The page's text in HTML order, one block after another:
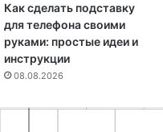
Как сделать подставку
для телефона своими
руками: простые идеи и
инструкции
08.08.2026